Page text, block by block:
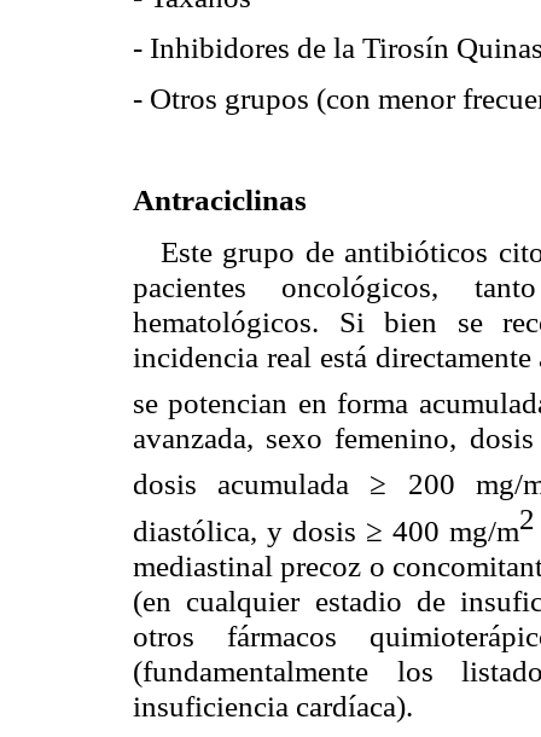
- Inhibidores de la Tirosín
- Otros grupos (con menor
Antraciclinas
Este grupo de antibióticos
pacientes oncológicos,
hematológicos. Si bien se
incidencia real está
se potencian en forma
avanzada, sexo femenino,
dosis acumulada ≥ 200 mg/
diastólica, y dosis ≥ 400 mg/m2
mediastinal precoz o
(en cualquier estadio de
otros fármacos
(fundamentalmente los
insuficiencia cardíaca).